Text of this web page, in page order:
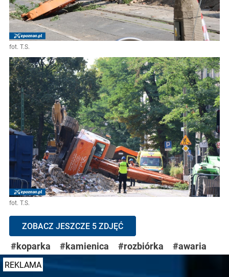
fot. T.S.
fot. T.S.
ZOBACZ JESZCZE 5 ZDJĘĆ
#koparka #kamienica #rozbiórka #awaria
REKLAMA